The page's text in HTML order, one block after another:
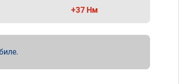
+37 Нм